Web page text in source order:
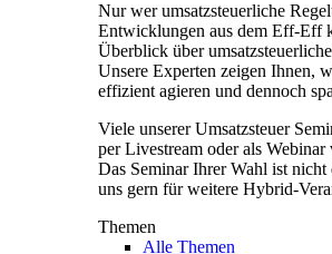
Nur wer umsatzsteuerliche
Entwicklungen aus dem Eff-Eff
Überblick über
Unsere Experten zeigen Ihnen,
effizient agieren und dennoch
Viele unserer Umsatzsteuer
per Livestream oder als Webinar
Das Seminar Ihrer Wahl ist nicht
uns gern für weitere Hybrid-
Themen
Alle Themen